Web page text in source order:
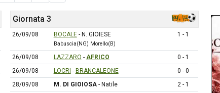
Giornata 3
26/09/08 BOCALE- N. GIOIESE
Babuscia(NG) Morello(B)
1 - 1
26/09/08 LAZZARO - AFRICO
0 - 1
26/09/08
LOCRI - BRANCALEONE
0 - 0
28/09/08
M. DI GIOIOSA- Natile
2 - 1